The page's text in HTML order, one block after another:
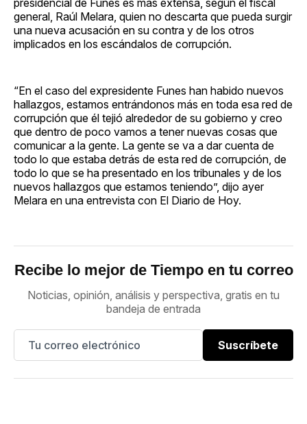
general, Raúl Melara, quien no descarta que pueda surgir
una nueva acusación en su contra y de los otros
implicados en los escándalos de corrupción.
“En el caso del expresidente Funes han habido nuevos
hallazgos, estamos entrándonos más en toda esa red de
corrupción que él tejió alrededor de su gobierno y creo
que dentro de poco vamos a tener nuevas cosas que
comunicar a la gente. La gente se va a dar cuenta de
todo lo que estaba detrás de esta red de corrupción, de
todo lo que se ha presentado en los tribunales y de los
nuevos hallazgos que estamos teniendo”, dijo ayer
Melara en una entrevista con El Diario de Hoy.
Recibe lo mejor de Tiempo en tu correo
Noticias, opinión, análisis y perspectiva, gratis en tu
bandeja de entrada
Suscríbete